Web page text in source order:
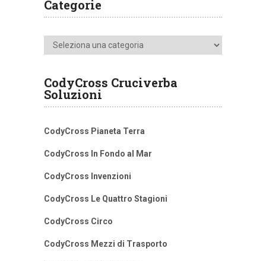
Categorie
Categorie
CodyCross Cruciverba
Soluzioni
CodyCross Pianeta Terra
CodyCross In Fondo al Mar
CodyCross Invenzioni
CodyCross Le Quattro Stagioni
CodyCross Circo
CodyCross Mezzi di Trasporto